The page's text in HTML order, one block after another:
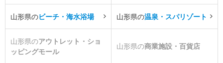
山形県のビーチ・海水浴場 山形県の温泉・スパリゾート
山形県のアウトレット・ショ
ッピングモール
山形県の商業施設・百貨店